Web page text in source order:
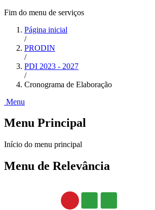
Fim do menu de serviços
Página inicial
/
PRODIN
/
PDI 2023 - 2027
/
Cronograma de Elaboração
Menu
Menu Principal
Início do menu principal
Menu de Relevância